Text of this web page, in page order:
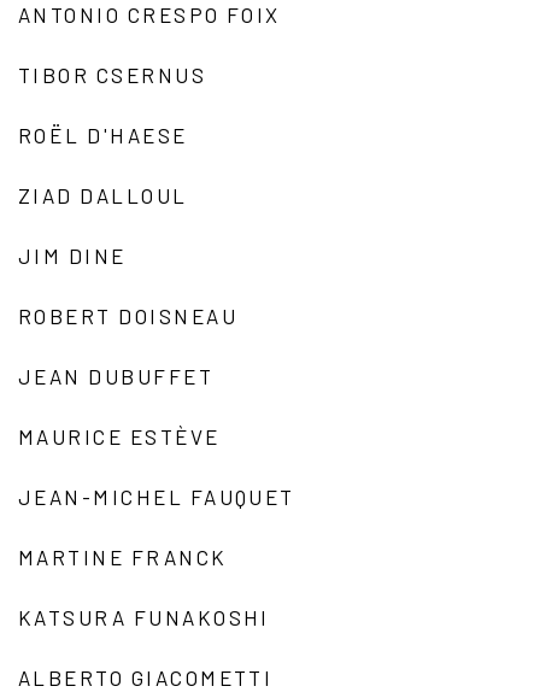
ANTONIO CRESPO FOIX
TIBOR CSERNUS
ROËL D'HAESE
ZIAD DALLOUL
JIM DINE
ROBERT DOISNEAU
JEAN DUBUFFET
MAURICE ESTÈVE
JEAN-MICHEL FAUQUET
MARTINE FRANCK
KATSURA FUNAKOSHI
ALBERTO GIACOMETTI